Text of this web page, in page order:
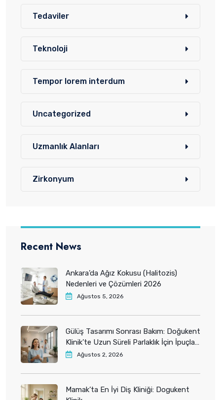
Tedaviler
Teknoloji
Tempor lorem interdum
Uncategorized
Uzmanlık Alanları
Zirkonyum
Recent News
Ankara’da Ağız Kokusu (Halitozis)
Nedenleri ve Çözümleri 2026
Ağustos 5, 2026
Gülüş Tasarımı Sonrası Bakım: Doğukent
Klinik’te Uzun Süreli Parlaklık İçin İpuçları
2026Ağustos 2, 2026
Mamak’ta En İyi Diş Kliniği: Dogukent